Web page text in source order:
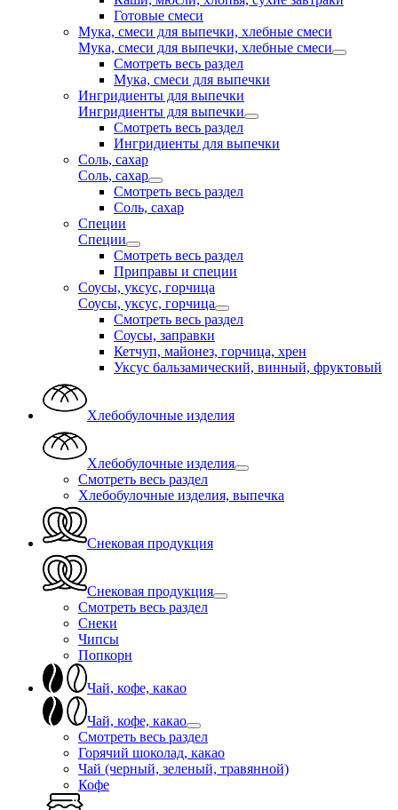
Готовые смеси
Мука, смеси для выпечки, хлебные смеси
Мука, смеси для выпечки, хлебные смеси
Смотреть весь раздел
Мука, смеси для выпечки
Ингридиенты для выпечки
Ингридиенты для выпечки
Смотреть весь раздел
Ингридиенты для выпечки
Соль, сахар
Соль, сахар
Смотреть весь раздел
Соль, сахар
Специи
Специи
Смотреть весь раздел
Приправы и специи
Соусы, уксус, горчица
Соусы, уксус, горчица
Смотреть весь раздел
Соусы, заправки
Кетчуп, майонез, горчица, хрен
Уксус бальзамический, винный, фруктовый
Хлебобулочные изделия
Хлебобулочные изделия
Смотреть весь раздел
Хлебобулочные изделия, выпечка
Снековая продукция
Снековая продукция
Смотреть весь раздел
Снеки
Чипсы
Попкорн
Чай, кофе, какао
Чай, кофе, какао
Смотреть весь раздел
Горячий шоколад, какао
Чай (черный, зеленый, травянной)
Кофе